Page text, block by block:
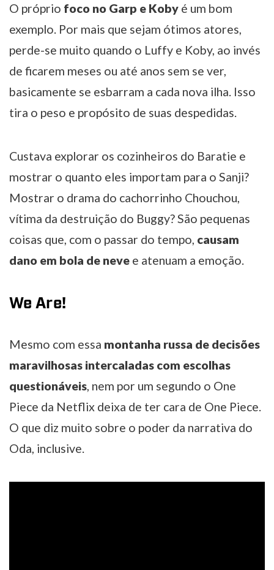
O próprio foco no Garp e Koby é um bom
exemplo. Por mais que sejam ótimos atores,
perde-se muito quando o Luffy e Koby, ao invés
de ficarem meses ou até anos sem se ver,
basicamente se esbarram a cada nova ilha. Isso
tira o peso e propósito de suas despedidas.
Custava explorar os cozinheiros do Baratie e
mostrar o quanto eles importam para o Sanji?
Mostrar o drama do cachorrinho Chouchou,
vítima da destruição do Buggy? São pequenas
coisas que, com o passar do tempo, causam
dano em bola de neve e atenuam a emoção.
We Are!
Mesmo com essa montanha russa de decisões
maravilhosas intercaladas com escolhas
questionáveis , nem por um segundo o One
Piece da Netflix deixa de ter cara de One Piece.
O que diz muito sobre o poder da narrativa do
Oda, inclusive.